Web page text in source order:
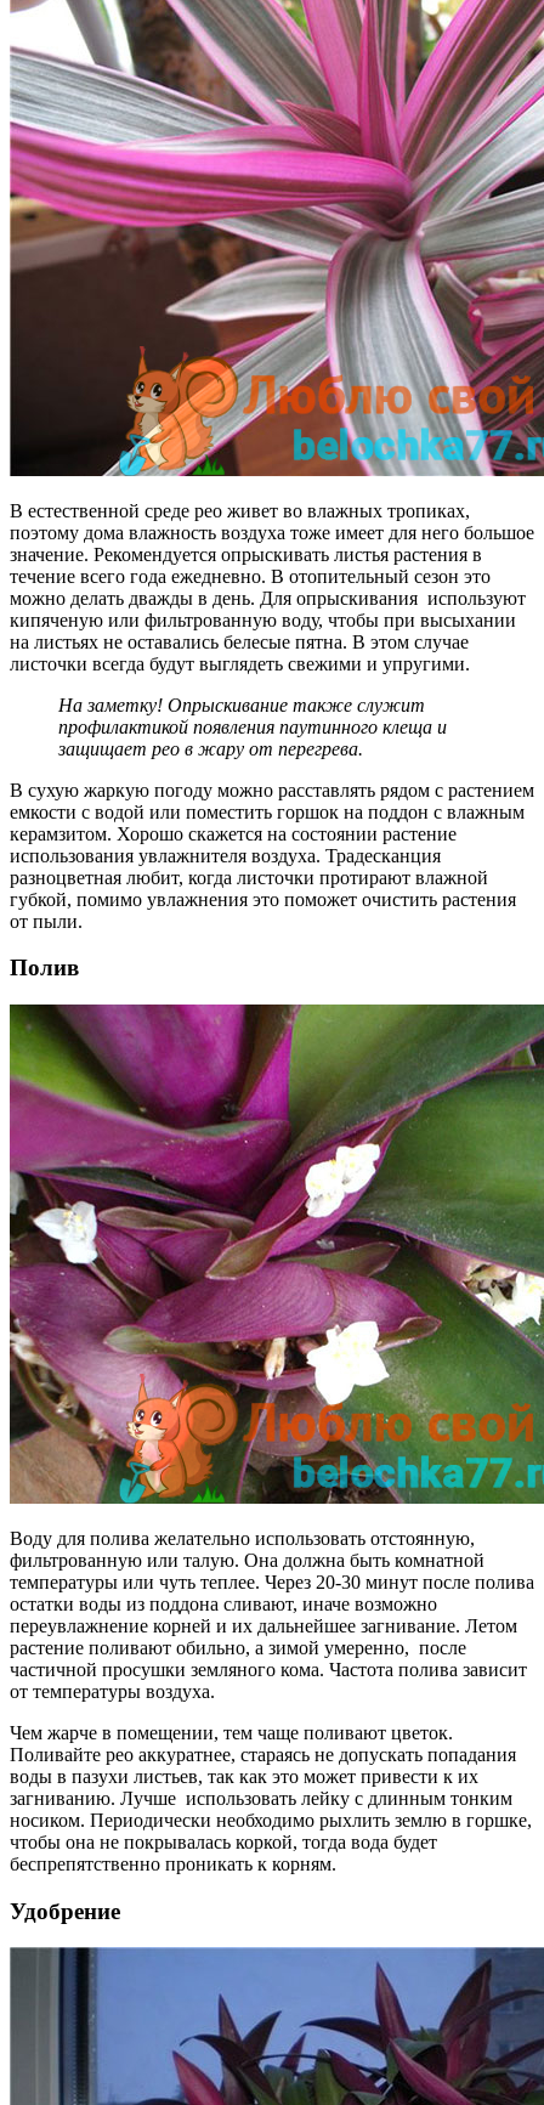
В естественной среде рео живет во влажных тропиках,
поэтому дома влажность воздуха тоже имеет для него большое
значение. Рекомендуется опрыскивать листья растения в
течение всего года ежедневно. В отопительный сезон это
можно делать дважды в день. Для опрыскивания используют
кипяченую или фильтрованную воду, чтобы при высыхании
на листьях не оставались белесые пятна. В этом случае
листочки всегда будут выглядеть свежими и упругими.
На заметку! Опрыскивание также служит
профилактикой появления паутинного клеща и
защищает рео в жару от перегрева.
В сухую жаркую погоду можно расставлять рядом с растением
емкости с водой или поместить горшок на поддон с влажным
керамзитом. Хорошо скажется на состоянии растение
использования увлажнителя воздуха. Традесканция
разноцветная любит, когда листочки протирают влажной
губкой, помимо увлажнения это поможет очистить растения
от пыли.
Полив
Воду для полива желательно использовать отстоянную,
фильтрованную или талую. Она должна быть комнатной
температуры или чуть теплее. Через 20-30 минут после полива
остатки воды из поддона сливают, иначе возможно
переувлажнение корней и их дальнейшее загнивание. Летом
растение поливают обильно, а зимой умеренно, после
частичной просушки земляного кома. Частота полива зависит
от температуры воздуха.
Чем жарче в помещении, тем чаще поливают цветок.
Поливайте рео аккуратнее, стараясь не допускать попадания
воды в пазухи листьев, так как это может привести к их
загниванию. Лучше использовать лейку с длинным тонким
носиком. Периодически необходимо рыхлить землю в горшке,
чтобы она не покрывалась коркой, тогда вода будет
беспрепятственно проникать к корням.
Удобрение